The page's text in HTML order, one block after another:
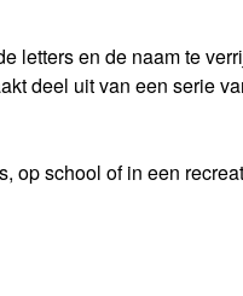
letters en de naam te
deel uit van een serie
op school of in een